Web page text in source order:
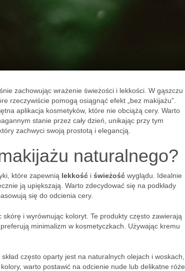
zachowując wrażenie świeżości i lekkości. W gąszczu
rzeczywiście pomogą osiągnąć efekt „bez makijażu”.
aplikacja kosmetyków, które nie obciążą cery. Warto
stanie przez cały dzień, unikając przy tym
zachwyci swoją prostotą i elegancją.
naturalnego?
które zapewnią lekkość i świeżość wyglądu. Idealnie
ją upiększają. Warto zdecydować się na podkłady
się do odcienia cery.
skórę i wyrównując koloryt. Te produkty często zawierają
minimalizm w kosmetyczkach. Używając kremu
często oparty jest na naturalnych olejach i woskach,
warto postawić na odcienie nude lub delikatne róże,